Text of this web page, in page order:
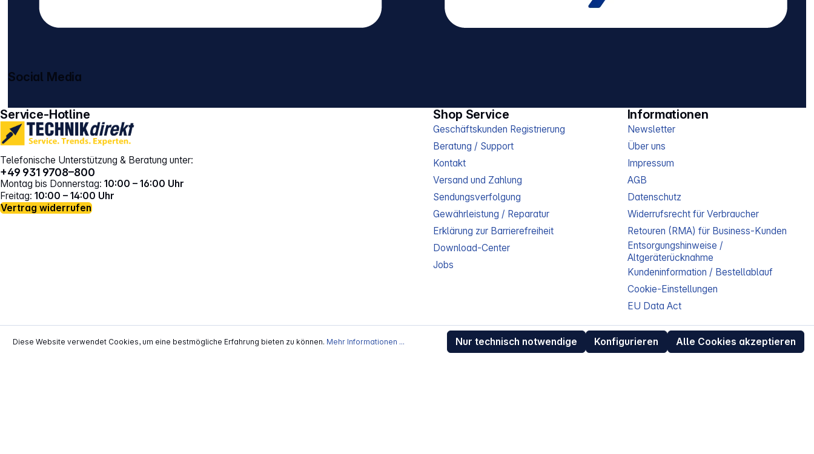
Service-Hotline
Telefonische Unterstützung & Beratung unter:
+49 931 9708–800
Montag bis Donnerstag: 10:00 – 16:00 Uhr
Freitag: 10:00 – 14:00 Uhr
Vertrag widerrufen
Shop Service
Geschäftskunden Registrierung
Beratung / Support
Kontakt
Versand und Zahlung
Sendungsverfolgung
Gewährleistung / Reparatur
Erklärung zur Barrierefreiheit
Download-Center
Jobs
Informationen
Newsletter
Über uns
Impressum
AGB
Datenschutz
Widerrufsrecht für Verbraucher
Retouren (RMA) für Business-Kunden
Entsorgungshinweise /
Altgeräterücknahme
Kundeninformation / Bestellablauf
Cookie-Einstellungen
EU Data Act
Social Media
**EVP = Empfohlener Verkaufspreis des Herstellers / Lieferanten.
Diese Website verwendet Cookies, um eine bestmögliche Erfahrung bieten zu können. Mehr Informationen ... Nur technisch notwendige Konfigurieren Alle Cookies akzeptieren